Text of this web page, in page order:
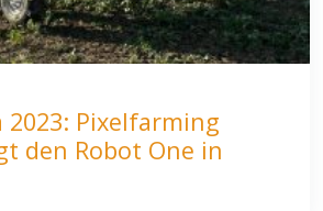
Pixelfarming
den Robot One in